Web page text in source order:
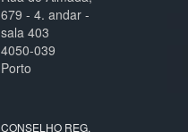
679 - 4. andar -
sala 403
4050-039
Porto
CONSELHO REG.